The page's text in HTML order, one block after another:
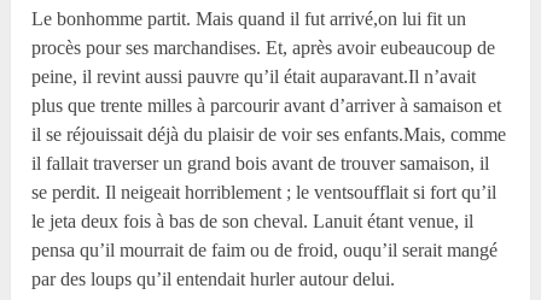
Le bonhomme partit. Mais quand il fut arrivé,on lui fit un
procès pour ses marchandises. Et, après avoir eubeaucoup de
peine, il revint aussi pauvre qu’il était auparavant.Il n’avait
plus que trente milles à parcourir avant d’arriver à samaison et
il se réjouissait déjà du plaisir de voir ses enfants.Mais, comme
il fallait traverser un grand bois avant de trouver samaison, il
se perdit. Il neigeait horriblement ; le ventsoufflait si fort qu’il
le jeta deux fois à bas de son cheval. Lanuit étant venue, il
pensa qu’il mourrait de faim ou de froid, ouqu’il serait mangé
par des loups qu’il entendait hurler autour delui.